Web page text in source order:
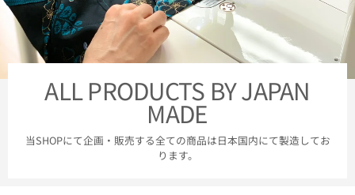
ALL PRODUCTS BY JAPAN
MADE
当SHOPにて企画・販売する全ての商品は日本国内にて製造してお
ります。